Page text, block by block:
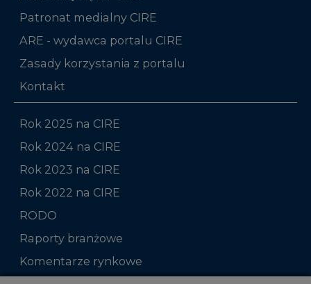
Patronat medialny CIRE
ARE - wydawca portalu CIRE
Zasady korzystania z portalu
Kontakt
Rok 2025 na CIRE
Rok 2024 na CIRE
Rok 2023 na CIRE
Rok 2022 na CIRE
RODO
Raporty branżowe
Komentarze rynkowe